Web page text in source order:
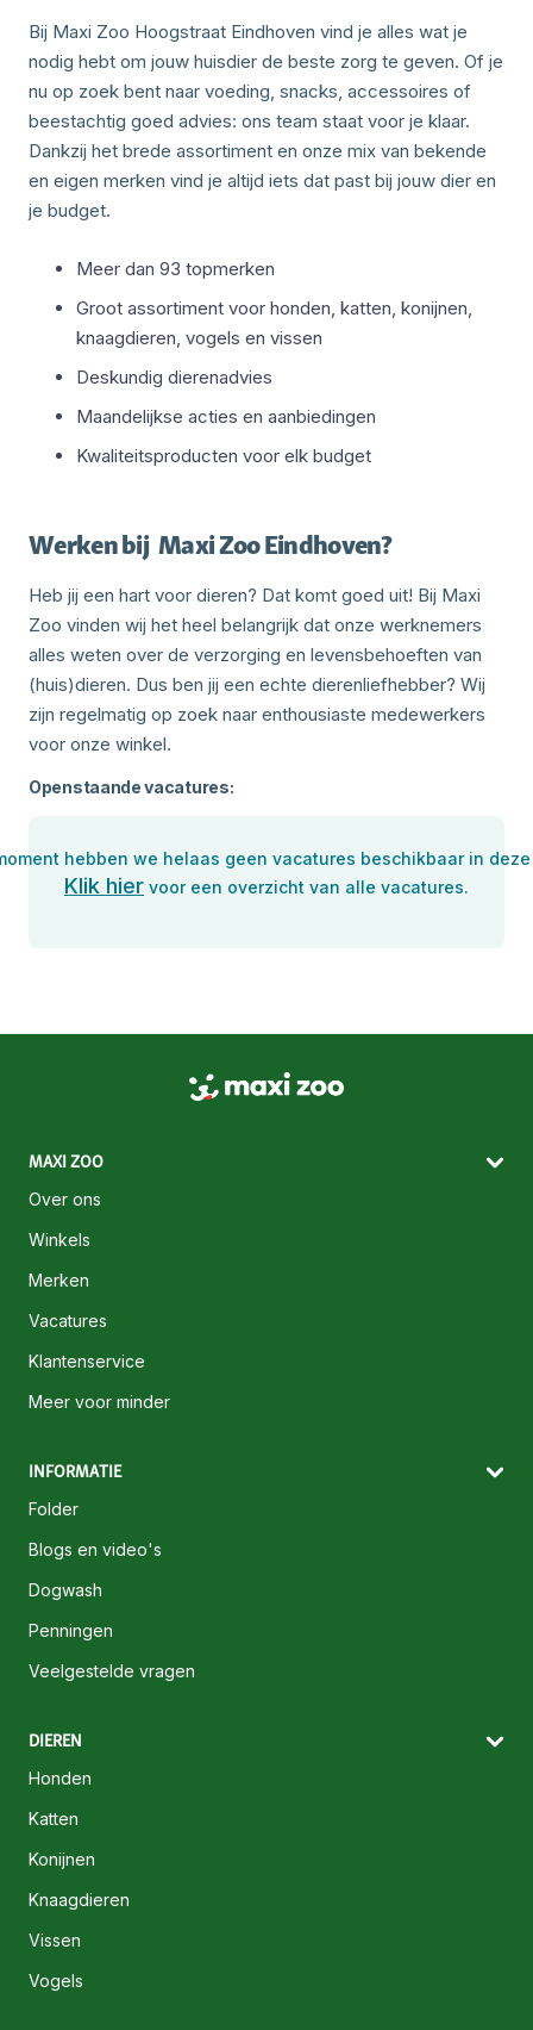
Bij Maxi Zoo Hoogstraat Eindhoven vind je alles wat je
nodig hebt om jouw huisdier de beste zorg te geven. Of je
nu op zoek bent naar voeding, snacks, accessoires of
beestachtig goed advies: ons team staat voor je klaar.
Dankzij het brede assortiment en onze mix van bekende
en eigen merken vind je altijd iets dat past bij jouw dier en
je budget.
Meer dan 93 topmerken
Groot assortiment voor honden, katten, konijnen,
knaagdieren, vogels en vissen
Deskundig dierenadvies
Maandelijkse acties en aanbiedingen
Kwaliteitsproducten voor elk budget
Werken bij Maxi Zoo Eindhoven?
Heb jij een hart voor dieren? Dat komt goed uit! Bij Maxi
Zoo vinden wij het heel belangrijk dat onze werknemers
alles weten over de verzorging en levensbehoeften van
(huis)dieren. Dus ben jij een echte dierenliefhebber? Wij
zijn regelmatig op zoek naar enthousiaste medewerkers
voor onze winkel.
Openstaande vacatures:
hebben we helaas geen vacatures beschikbaar in
Klik hier voor een overzicht van alle vacatures.
MAXI ZOO
Over ons
Winkels
Merken
Vacatures
Klantenservice
Meer voor minder
INFORMATIE
Folder
Blogs en video's
Dogwash
Penningen
Veelgestelde vragen
DIEREN
Honden
Katten
Konijnen
Knaagdieren
Vissen
Vogels